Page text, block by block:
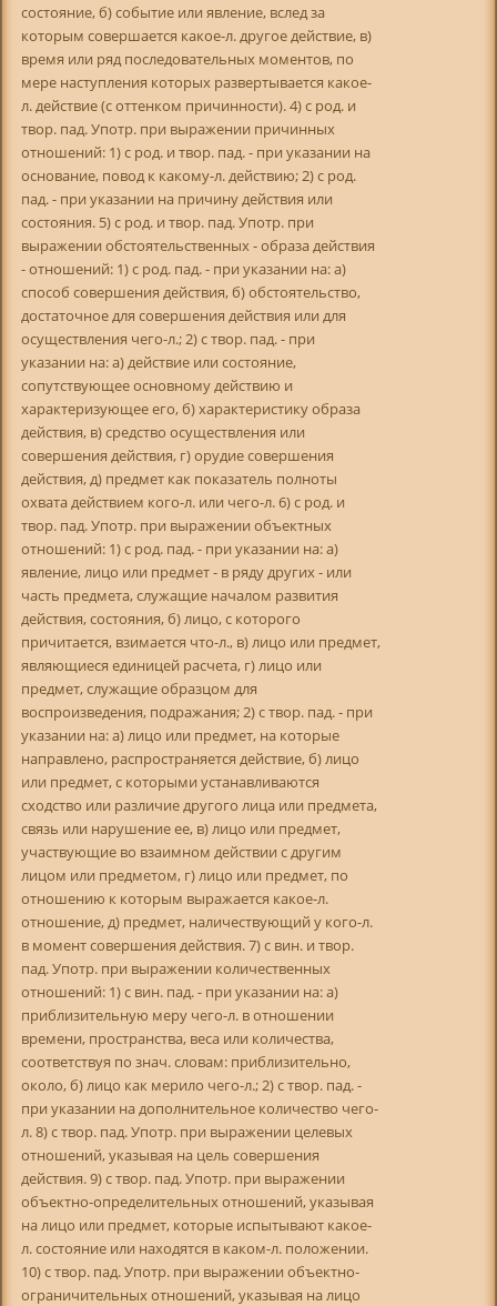
состояние, б) событие или явление, вслед за
которым совершается какое-л. другое действие, в)
время или ряд последовательных моментов, по
мере наступления которых развертывается какое-
л. действие (с оттенком причинности). 4) с род. и
твор. пад. Употр. при выражении причинных
отношений: 1) с род. и твор. пад. - при указании на
основание, повод к какому-л. действию; 2) с род.
пад. - при указании на причину действия или
состояния. 5) с род. и твор. пад. Употр. при
выражении обстоятельственных - образа действия
- отношений: 1) с род. пад. - при указании на: а)
способ совершения действия, б) обстоятельство,
достаточное для совершения действия или для
осуществления чего-л.; 2) с твор. пад. - при
указании на: а) действие или состояние,
сопутствующее основному действию и
характеризующее его, б) характеристику образа
действия, в) средство осуществления или
совершения действия, г) орудие совершения
действия, д) предмет как показатель полноты
охвата действием кого-л. или чего-л. 6) с род. и
твор. пад. Употр. при выражении объектных
отношений: 1) с род. пад. - при указании на: а)
явление, лицо или предмет - в ряду других - или
часть предмета, служащие началом развития
действия, состояния, б) лицо, с которого
причитается, взимается что-л., в) лицо или предмет,
являющиеся единицей расчета, г) лицо или
предмет, служащие образцом для
воспроизведения, подражания; 2) с твор. пад. - при
указании на: а) лицо или предмет, на которые
направлено, распространяется действие, б) лицо
или предмет, с которыми устанавливаются
сходство или различие другого лица или предмета,
связь или нарушение ее, в) лицо или предмет,
участвующие во взаимном действии с другим
лицом или предметом, г) лицо или предмет, по
отношению к которым выражается какое-л.
отношение, д) предмет, наличествующий у кого-л.
в момент совершения действия. 7) с вин. и твор.
пад. Употр. при выражении количественных
отношений: 1) с вин. пад. - при указании на: а)
приблизительную меру чего-л. в отношении
времени, пространства, веса или количества,
соответствуя по знач. словам: приблизительно,
около, б) лицо как мерило чего-л.; 2) с твор. пад. -
при указании на дополнительное количество чего-
л. 8) с твор. пад. Употр. при выражении целевых
отношений, указывая на цель совершения
действия. 9) с твор. пад. Употр. при выражении
объектно-определительных отношений, указывая
на лицо или предмет, которые испытывают какое-
л. состояние или находятся в каком-л. положении.
10) с твор. пад. Употр. при выражении объектно-
ограничительных отношений, указывая на лицо